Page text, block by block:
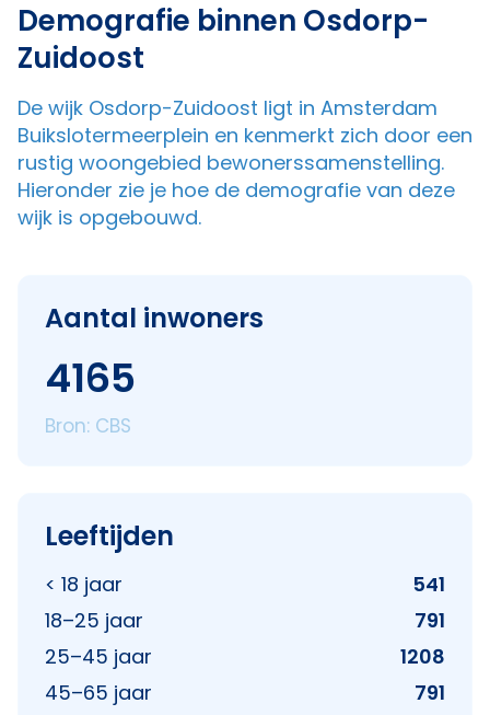
Demografie binnen Osdorp-
Zuidoost
De wijk Osdorp-Zuidoost ligt in Amsterdam
Buikslotermeerplein en kenmerkt zich door een
rustig woongebied bewonerssamenstelling.
Hieronder zie je hoe de demografie van deze
wijk is opgebouwd.
Aantal inwoners
4165
Bron: CBS
Leeftijden
< 18 jaar
541
18–25 jaar
791
25–45 jaar
1208
45–65 jaar
791